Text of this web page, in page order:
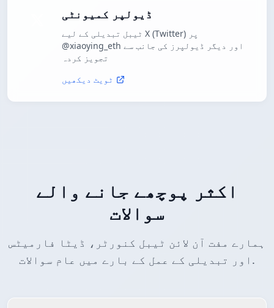
ڈیولپر کمیونٹی
ٹیبل تبدیلی کے لیے X (Twitter) پر
@xiaoying_eth اور دیگر ڈیولپرز کی جانب سے
تجویز کردہ
ٹویٹ دیکھیں
اکثر پوچھے جانے والے
سوالات
ہمارے مفت آن لائن ٹیبل کنورٹر، ڈیٹا فارمیٹس
اور تبدیلی کے عمل کے بارے میں عام سوالات.